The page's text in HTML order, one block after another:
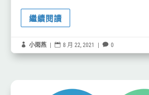
繼續閱讀
 小雨燕  8 月 22, 2021  0